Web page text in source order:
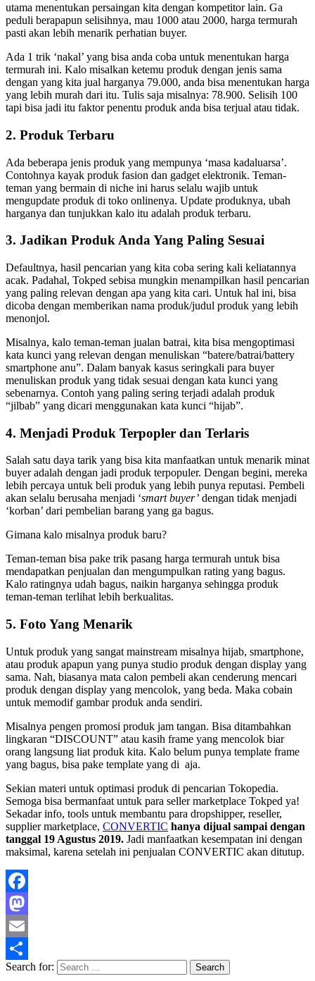
utama menentukan persaingan kita dengan kompetitor lain. Ga
peduli berapapun selisihnya, mau 1000 atau 2000, harga termurah
pasti akan lebih menarik perhatian buyer.
Ada 1 trik ‘nakal’ yang bisa anda coba untuk menentukan harga
termurah ini. Kalo misalkan ketemu produk dengan jenis sama
dengan yang kita jual harganya 79.000, anda bisa menentukan harga
yang lebih murah dari itu. Tulis saja misalnya: 78.900. Selisih 100
tapi bisa jadi itu faktor penentu produk anda bisa terjual atau tidak.
2. Produk Terbaru
Ada beberapa jenis produk yang mempunya ‘masa kadaluarsa’.
Contohnya kayak produk fasion dan gadget elektronik. Teman-
teman yang bermain di niche ini harus selalu wajib untuk
mengupdate produk di toko onlinenya. Update produknya, ubah
harganya dan tunjukkan kalo itu adalah produk terbaru.
3. Jadikan Produk Anda Yang Paling Sesuai
Defaultnya, hasil pencarian yang kita coba sering kali keliatannya
acak. Padahal, Tokped sebisa mungkin menampilkan hasil pencarian
yang paling relevan dengan apa yang kita cari. Untuk hal ini, bisa
dicoba dengan memberikan nama produk/judul produk yang lebih
menonjol.
Misalnya, kalo teman-teman jualan batrai, kita bisa mengoptimasi
kata kunci yang relevan dengan menuliskan “batere/batrai/battery
smartphone anu”. Dalam banyak kasus seringkali para buyer
menuliskan produk yang tidak sesuai dengan kata kunci yang
sebenarnya. Contoh yang paling sering terjadi adalah produk
“jilbab” yang dicari menggunakan kata kunci “hijab”.
4. Menjadi Produk Terpopler dan Terlaris
Salah satu daya tarik yang bisa kita manfaatkan untuk menarik minat
buyer adalah dengan jadi produk terpopuler. Dengan begini, mereka
lebih percaya untuk beli produk yang lebih punya reputasi. Pembeli
akan selalu berusaha menjadi ‘smart buyer’ dengan tidak menjadi
‘korban’ dari pembelian barang yang ga bagus.
Gimana kalo misalnya produk baru?
Teman-teman bisa pake trik pasang harga termurah untuk bisa
mendapatkan penjualan dan mengumpulkan rating yang bagus.
Kalo ratingnya udah bagus, naikin harganya sehingga produk
teman-teman terlihat lebih berkualitas.
5. Foto Yang Menarik
Untuk produk yang sangat mainstream misalnya hijab, smartphone,
atau produk apapun yang punya studio produk dengan display yang
sama. Nah, biasanya mata calon pembeli akan cenderung mencari
produk dengan display yang mencolok, yang beda. Maka cobain
untuk memodif gambar produk anda sendiri.
Misalnya pengen promosi produk jam tangan. Bisa ditambahkan
lingkaran “DISCOUNT” atau kasih frame yang mencolok biar
orang langsung liat produk kita. Kalo belum punya template frame
yang bagus, bisa pake template yang di aja.
Sekian materi untuk optimasi produk di pencarian Tokopedia.
Semoga bisa bermanfaat untuk para seller marketplace Tokped ya!
Sekadar info, tools untuk membantu para dropshipper, reseller,
supplier marketplace, CONVERTIC hanya dijual sampai dengan
tanggal 19 Agustus 2019. Jadi manfaatkan kesempatan ini dengan
maksimal, karena setelah ini penjualan CONVERTIC akan ditutup.
Facebook
Mastodon
Email
Share
Search for: